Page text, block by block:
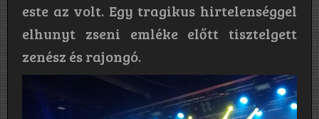
este az volt. Egy tragikus hirtelenséggel
elhunyt zseni emléke előtt tisztelgett
zenész és rajongó.